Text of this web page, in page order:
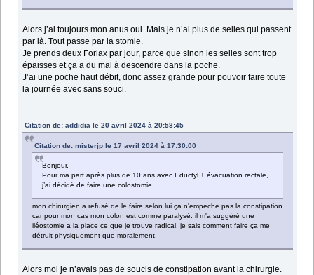
Alors j’ai toujours mon anus oui. Mais je n’ai plus de selles qui passent
par là. Tout passe par la stomie.
Je prends deux Forlax par jour, parce que sinon les selles sont trop
épaisses et ça a du mal à descendre dans la poche.
J’ai une poche haut débit, donc assez grande pour pouvoir faire toute
la journée avec sans souci.
Citation de: addidia le 20 avril 2024 à 20:58:45
Citation de: misterjp le 17 avril 2024 à 17:30:00
Bonjour,
Pour ma part après plus de 10 ans avec Eductyl + évacuation rectale,
j’ai décidé de faire une colostomie.
mon chirurgien a refusé de le faire selon lui ça n'empeche pas la constipation
car pour mon cas mon colon est comme paralysé. il m'a suggéré une
iléostomie a la place ce que je trouve radical. je sais comment faire ça me
détruit physiquement que moralement.
Alors moi je n’avais pas de soucis de constipation avant la chirurgie.